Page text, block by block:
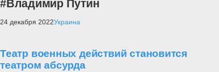
#Владимир Путин
24 декабря 2022Украина
Театр военных действий становится
театром абсурда